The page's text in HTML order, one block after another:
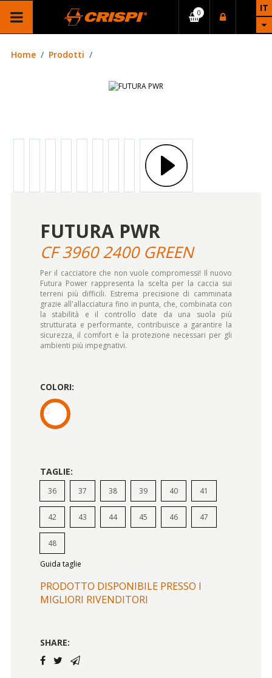
IT
Home Prodotti
FUTURA PWR
CF 3960 2400 GREEN
Per il cacciatore che non vuole compromessi! Il nuovo
Futura Power rappresenta la scelta per la caccia sui
terreni più difficili. Estrema precisione di camminata
grazie all'allacciatura fino in punta, che, combinata con
la stabilità e il controllo date da una suola più
strutturata e performante, contribuisce a garantire la
sicurezza, il comfort e la protezione necessari per gli
ambienti più impegnativi.
COLORI:
TAGLIE:
36 37 38 39 40 41
42 43 44 45 46 47
48
Guida taglie
PRODOTTO DISPONIBILE PRESSO I
MIGLIORI RIVENDITORI
SHARE: